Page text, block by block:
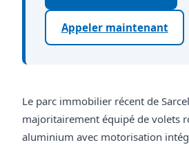
Appeler maintenant
Le parc immobilier récent de
majoritairement équipé de volets
aluminium avec motorisation